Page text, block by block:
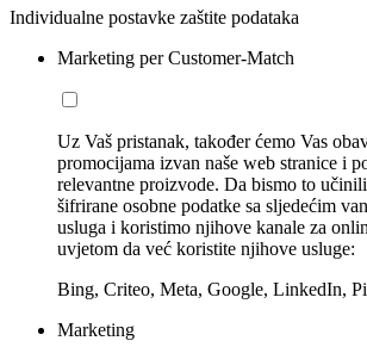
Individualne postavke zaštite podataka
Marketing per Customer-Match
Uz Vaš pristanak, također ćemo Vas
promocijama izvan naše web stranice i
relevantne proizvode. Da bismo to
šifrirane osobne podatke sa sljedećim
usluga i koristimo njihove kanale za
uvjetom da već koristite njihove usluge:
Bing, Criteo, Meta, Google, LinkedIn,
Marketing